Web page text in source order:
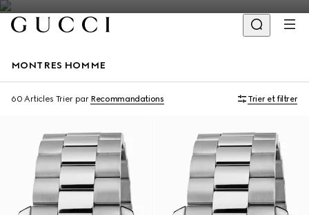
MONTRES HOMME
60 Articles Trier par Recommandations Trier et filtrer